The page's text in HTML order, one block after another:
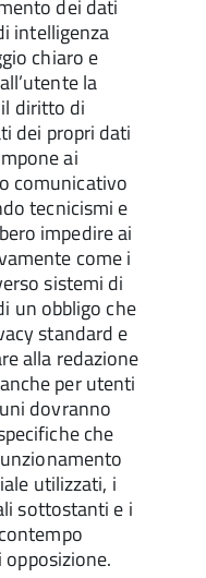
dei dati
intelligenza
chiaro e
la
diritto di
dei propri dati
ai
comunicativo
tecnicismi e
impedire ai
come i
sistemi di
un obbligo che
standard e
alla redazione
per utenti
dovranno
che
utilizzati, i
sottostanti e i